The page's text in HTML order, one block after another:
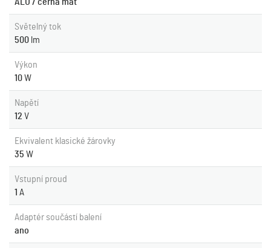
Světelný tok
500 lm
Výkon
10W
Napětí
12 V
Ekvivalent klasické žárovky
35 W
Vstupní proud
1 A
Adaptér součástí balení
ano